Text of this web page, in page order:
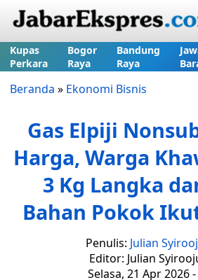
Kupas
Perkara
Bogor
Raya
Bandung
Raya
Beranda » Ekonomi Bisnis
Gas Elpiji
Harga, Warga
3 Kg Langka
Bahan Pokok
Penulis: Julian
Editor: Julian
Selasa, 21 Apr 2026